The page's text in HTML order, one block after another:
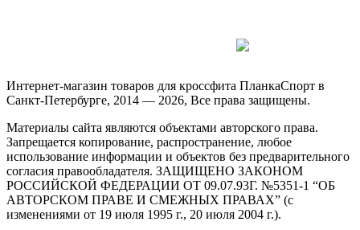
Интернет-магазин товаров для кроссфита ПланкаСпорт в
Санкт-Петербурге, 2014 — 2026, Все права защищены.
Материалы сайта являются объектами авторского права.
Запрещается копирование, распространение, любое
использование информации и объектов без предварительного
согласия правообладателя. ЗАЩИЩЕНО ЗАКОНОМ
РОССИЙСКОЙ ФЕДЕРАЦИИ ОТ 09.07.93Г. №5351-1 “ОБ
АВТОРСКОМ ПРАВЕ И СМЕЖНЫХ ПРАВАХ” (с
изменениями от 19 июля 1995 г., 20 июля 2004 г.).